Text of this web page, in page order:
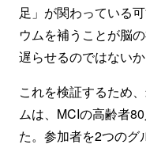
足」が関わっている
ウムを補うことが脳
遅らせるのではない
これを検証するため
ムは、MCIの高齢者
た。参加者を2つのグ